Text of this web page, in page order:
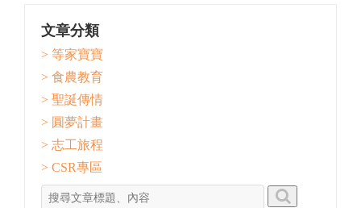
文章分類
> 等家寶寶
> 食農教育
> 聖誕傳情
> 圓夢計畫
> 志工旅程
> CSR專區